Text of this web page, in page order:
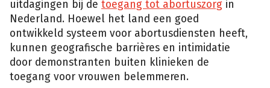
uitdagingen bij de toegang tot abortuszorg in
Nederland. Hoewel het land een goed
ontwikkeld systeem voor abortusdiensten heeft,
kunnen geografische barrières en intimidatie
door demonstranten buiten klinieken de
toegang voor vrouwen belemmeren.